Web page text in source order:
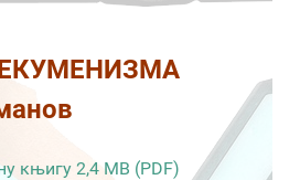
књигу 2,4 MB (PDF)